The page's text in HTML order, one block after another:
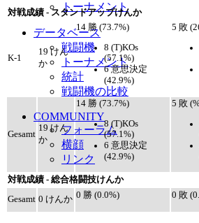
トーナメント
データベース
戦闘機
トーナメント
統計
戦闘機の比較
COMMUNITY
フォーラム
横顔
リンク
対戦成績 - スタンドアップけんか
K-1
19 けん
か
14 勝 (73.7%)
8 (T)KOs
(57.1%)
6 意思決定
(42.9%)
5 敗
Gesamt
19 けん
か
14 勝 (73.7%)
8 (T)KOs
(57.1%)
6 意思決定
(42.9%)
5 敗
対戦成績 - 総合格闘技けんか
Gesamt 0 けんか 0 勝 (0.0%) 0 敗